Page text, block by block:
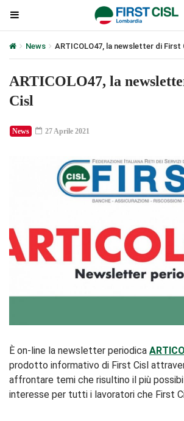
News ARTICOLO47, la newsletter di First
ARTICOLO47, la
Cisl
News 27 Aprile 2021
È on-line la newsletter periodica
prodotto informativo di First Cisl
affrontare temi che risultino il più
interesse per tutti i lavoratori che First